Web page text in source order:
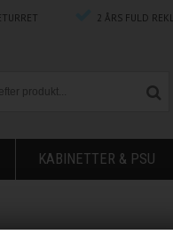
2 ÅRS FULD
KABINETTER & PSU